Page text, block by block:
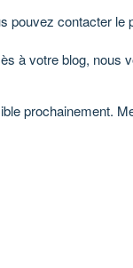
pouvez contacter le
à votre blog, nous
prochainement.